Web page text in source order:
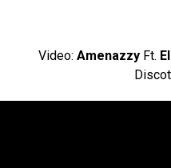
Video: Amenazzy Ft.